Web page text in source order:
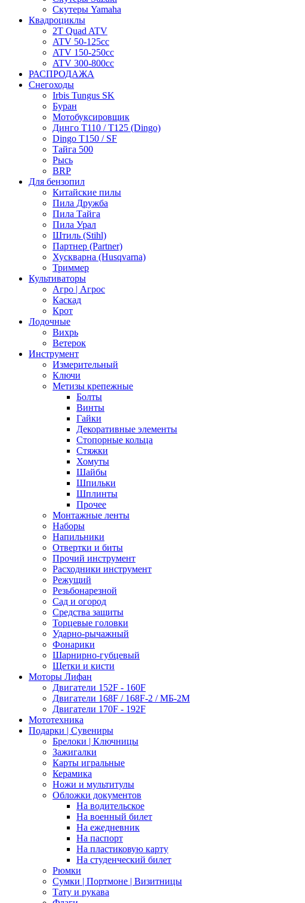
Скутеры Yamaha
Квадроциклы
2T Quad ATV
ATV 50-125cc
ATV 150-250cc
ATV 300-800cc
РАСПРОДАЖА
Снегоходы
Irbis Tungus SK
Буран
Мотобуксировщик
Динго T110 / T125 (Dingo)
Dingo T150 / SF
Тайга 500
Рысь
BRP
Для бензопил
Китайские пилы
Пила Дружба
Пила Тайга
Пила Урал
Штиль (Stihl)
Партнер (Partner)
Хускварна (Husqvarna)
Триммер
Культиваторы
Агро | Агрос
Каскад
Крот
Лодочные
Вихрь
Ветерок
Инструмент
Измерительный
Ключи
Метизы крепежные
Болты
Винты
Гайки
Декоративные элементы
Стопорные кольца
Стяжки
Хомуты
Шайбы
Шпильки
Шплинты
Прочее
Монтажные ленты
Наборы
Напильники
Отвертки и биты
Прочий инструмент
Расходники инструмент
Режущий
Резьбонарезной
Сад и огород
Средства защиты
Торцевые головки
Ударно-рычажный
Фонарики
Шарнирно-губцевый
Щетки и кисти
Моторы Лифан
Двигатели 152F - 160F
Двигатели 168F / 168F-2 / МБ-2М
Двигатели 170F - 192F
Мототехника
Подарки | Сувениры
Брелоки | Ключницы
Зажигалки
Карты игральные
Керамика
Ножи и мультитулы
Обложки документов
На водительское
На военный билет
На ежедневник
На паспорт
На пластиковую карту
На студенческий билет
Рюмки
Сумки | Портмоне | Визитницы
Тату и рукава